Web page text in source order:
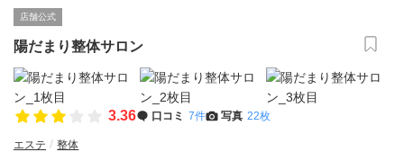
店舗公式
陽だまり整体サロン
3.36 口コミ 7件 写真 22枚
エステ 整体